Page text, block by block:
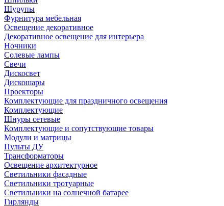
Шурупы
Фурнитура мебельная
Освещение декоративное
Декоративное освещение для интерьера
Ночники
Солевые лампы
Свечи
Дискосвет
Дискошары
Проекторы
Комплектующие для праздничного освещения
Комплектующие
Шнуры сетевые
Комплектующие и сопутствующие товары
Модули и матрицы
Пульты ДУ
Трансформаторы
Освещение архитектурное
Светильники фасадные
Светильники тротуарные
Светильники на солнечной батарее
Гирлянды